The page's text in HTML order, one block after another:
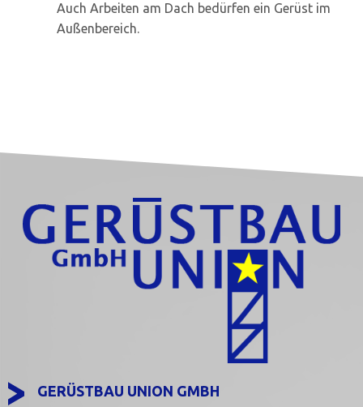
Auch Arbeiten am Dach bedürfen ein Gerüst im
Außenbereich.
GERÜSTBAU UNION GMBH